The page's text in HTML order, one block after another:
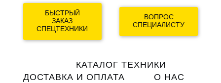
БЫСТРЫЙ
ЗАКАЗ
СПЕЦТЕХНИКИ
ВОПРОС
СПЕЦИАЛИСТУ
navigation
КАТАЛОГ ТЕХНИКИ
ДОСТАВКА И ОПЛАТА
О НАС